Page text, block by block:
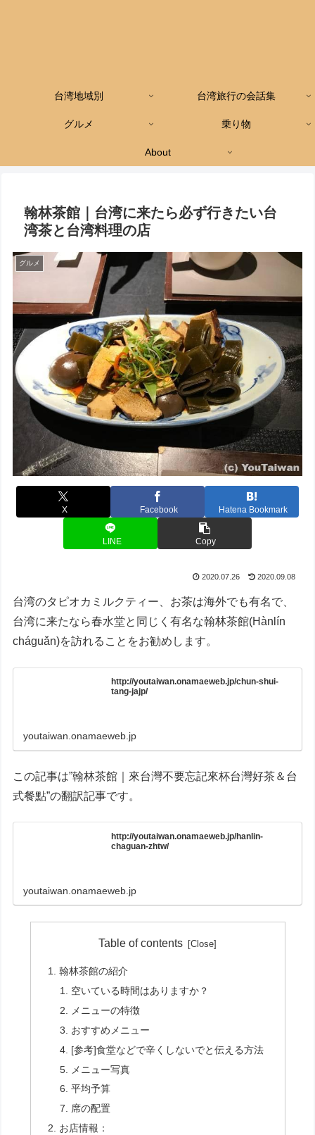
台湾地域別 台湾旅行の会話集
グルメ 乗り物
About
翰林茶館｜台湾に来たら必ず行きたい台
湾茶と台湾料理の店
グルメ
X Facebook Hatena Bookmark
LINE Copy
2020.07.26 2020.09.08
台湾のタピオカミルクティー、お茶は海外でも有名で、
台湾に来たなら春水堂と同じく有名な翰林茶館(Hànlín
cháguǎn)を訪れることをお勧めします。
http://youtaiwan.onamaeweb.jp/chun-shui-
tang-jajp/
youtaiwan.onamaeweb.jp
この記事は”翰林茶館｜來台灣不要忘記來杯台灣好茶＆台
式餐點”の翻訳記事です。
http://youtaiwan.onamaeweb.jp/hanlin-
chaguan-zhtw/
youtaiwan.onamaeweb.jp
Table of contents
翰林茶館の紹介
空いている時間はありますか？
メニューの特徴
おすすめメニュー
[参考]食堂などで辛くしないでと伝える方法
メニュー写真
平均予算
席の配置
お店情報：